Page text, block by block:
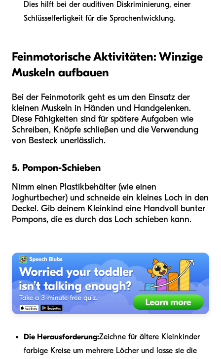
Dies hilft bei der auditiven Diskriminierung, einer
Schlüsselfertigkeit für die Sprachentwicklung.
Feinmotorische Aktivitäten: Winzige
Muskeln aufbauen
Bei der Feinmotorik geht es um den Einsatz der
kleinen Muskeln in Händen und Handgelenken.
Diese Fähigkeiten sind für spätere Aufgaben wie
Schreiben, Knöpfe schließen und die Verwendung
von Besteck unerlässlich.
5. Pompon-Schieben
Nimm einen Plastikbehälter (wie einen
Joghurtbecher) und schneide ein kleines Loch in den
Deckel. Gib deinem Kleinkind eine Handvoll bunter
Pompons, die es durch das Loch schieben kann.
Die Herausforderung:Zeichne für ältere Kleinkinder
farbige Kreise um mehrere Löcher und lasse sie die